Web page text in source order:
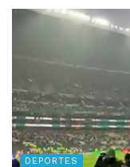
DEPORTES